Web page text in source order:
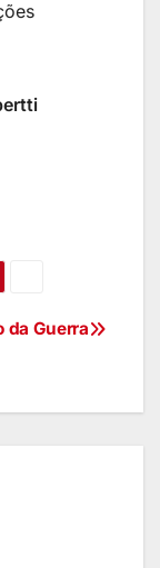
da Guerra